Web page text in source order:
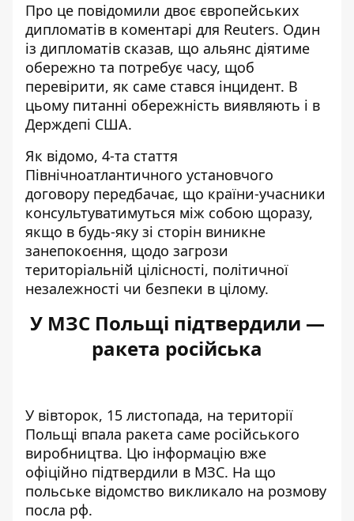
Про це повідомили двоє європейських
дипломатів в коментарі для Reuters. Один
із дипломатів сказав, що альянс діятиме
обережно та потребує часу, щоб
перевірити, як саме стався інцидент. В
цьому питанні обережність виявляють і в
Держдепі США.
Як відомо, 4-та стаття
Північноатлантичного установчого
договору передбачає, що країни-учасники
консультуватимуться між собою щоразу,
якщо в будь-яку зі сторін виникне
занепокоєння, щодо загрози
територіальній цілісності, політичної
незалежності чи безпеки в цілому.
У МЗС Польщі підтвердили —
ракета російська
У вівторок, 15 листопада, на території
Польщі впала ракета саме російського
виробництва. Цю інформацію вже
офіційно підтвердили в МЗС. На що
польське відомство викликало на розмову
посла рф.